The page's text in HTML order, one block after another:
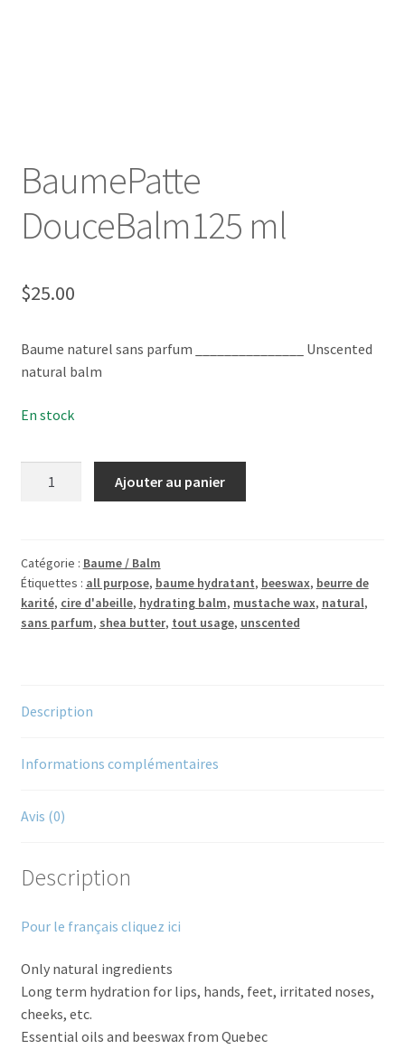
BaumePatte
DouceBalm125 ml
$25.00
Baume naturel sans parfum _______________ Unscented
natural balm
En stock
ml
Ajouter au panier
Catégorie : Baume / Balm
Étiquettes : all purpose, baume hydratant, beeswax, beurre de
karité, cire d'abeille, hydrating balm, mustache wax, natural,
sans parfum, shea butter, tout usage, unscented
Description
Informations complémentaires
Avis (0)
Description
Pour le français cliquez ici
Only natural ingredients
Long term hydration for lips, hands, feet, irritated noses,
cheeks, etc.
Essential oils and beeswax from Quebec